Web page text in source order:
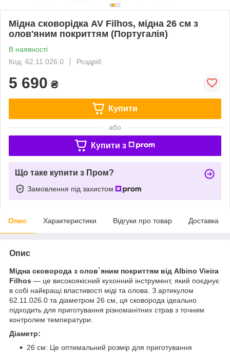
Мідна сковорідка AV Filhos, мідна 26 см з
олов'яним покриттям (Португалія)
В наявності
Код: 62.11.026.0
Роздріб
5 690 ₴
Купити
або
Купити з
Що таке купити з Пром?
Замовлення під захистом
Опис Характеристики Відгуки про товар Доставка
Опис
Мідна сковорода з олов`яним покриттям від Albino Vieira
Filhos — це високоякісний кухонний інструмент, який поєднує
в собі найкращі властивості міді та олова. З артикулом
62.11.026.0 та діаметром 26 см, ця сковорода ідеально
підходить для приготування різноманітних страв з точним
контролем температури.
Діаметр:
26 см: Це оптимальний розмір для приготування